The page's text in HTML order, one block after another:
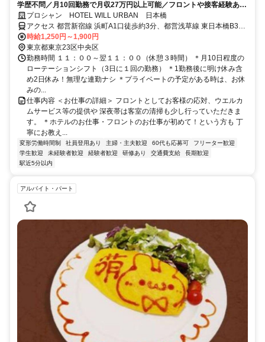
学歴不問／月10回勤務で月収27万円以上可能／フロントや接客経験ある
方歓迎／無理な連勤なし
プロシャン HOTEL WILL URBAN 日本橋
アクセス 都営新宿線 浜町A1口徒歩約3分、都営浅草線 東日本橋B3口
徒歩約4分、都営新宿線 馬喰横山A3口徒歩約5分
時給1,250円～1,900円
東京都東京23区中央区
勤務時間 １１：００～翌１１：００（休憩３時間） ＊月10日程度の
ローテーションシフト（3日に１回の勤務） ＊1勤務後に明け休み含
め2日休み！無理な連勤ナシ ＊プライベートの予定がある時は、お休
みの...
仕事内容 ＜お仕事の詳細＞ フロントとしてお客様の応対、ウエルカ
ムサービス等の提供や 深夜帯は客室の清掃も少し行っていただきま
す。 ＊ホテルのお仕事・フロントのお仕事が初めて！という方も 丁
寧にお教え...
変形労働時間制 社員登用あり 主婦・主夫歓迎 60代も応募可
フリーター歓迎
学生歓迎
未経験者歓迎 経験者歓迎 研修あり 交通費支給
長期歓迎
駅近5分以内
アルバイト・パート